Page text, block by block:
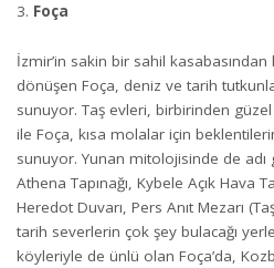
Foça
İzmir’in sakin bir sahil
dönüşen Foça, deniz ve tarih
sunuyor. Taş evleri, birbirinden
ile Foça, kısa molalar için
sunuyor. Yunan mitolojisinde de adı
Athena Tapınağı, Kybele Açık Hava
Heredot Duvarı, Pers Anıt Mezarı
tarih severlerin çok şey bulacağı
köyleriyle de ünlü olan Foça’da,